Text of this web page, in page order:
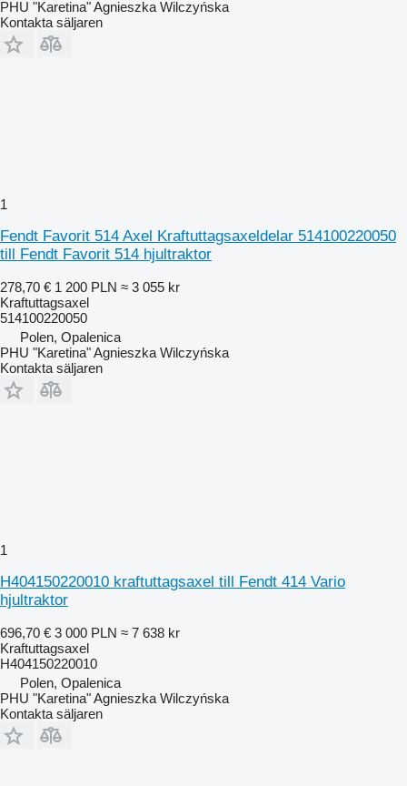
PHU "Karetina" Agnieszka Wilczyńska
Kontakta säljaren
1
Fendt Favorit 514 Axel Kraftuttagsaxeldelar 514100220050
till Fendt Favorit 514 hjultraktor
278,70 € 1 200 PLN ≈ 3 055 kr
Kraftuttagsaxel
514100220050
Polen, Opalenica
PHU "Karetina" Agnieszka Wilczyńska
Kontakta säljaren
1
H404150220010 kraftuttagsaxel till Fendt 414 Vario
hjultraktor
696,70 € 3 000 PLN ≈ 7 638 kr
Kraftuttagsaxel
H404150220010
Polen, Opalenica
PHU "Karetina" Agnieszka Wilczyńska
Kontakta säljaren